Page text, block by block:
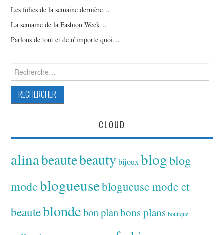
Les folies de la semaine dernière…
La semaine de la Fashion Week…
Parlons de tout et de n’importe quoi…
Rechercher :
CLOUD
alinabeautebeauty bijoux blogblog
modeblogueuseblogueuse mode et
beauteblondebon planbons plans boutique